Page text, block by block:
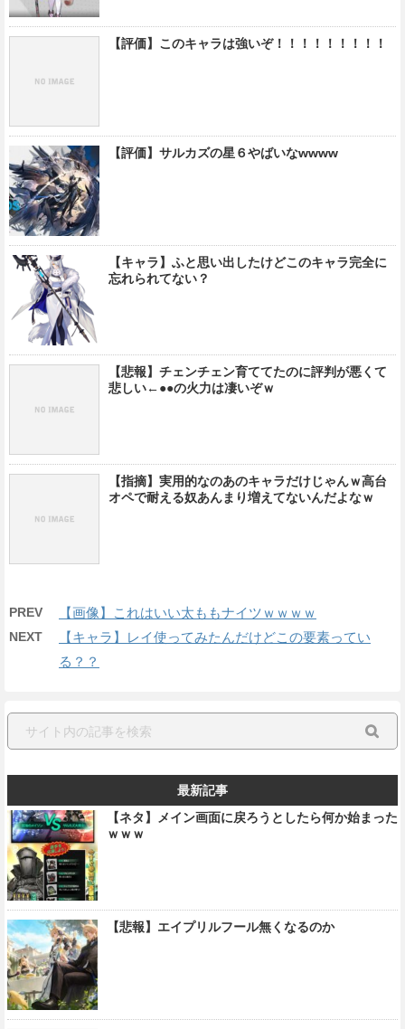
【評価】このキャラは強いぞ！！！！！！！！！
【評価】サルカズの星６やばいなwwww
【キャラ】ふと思い出したけどこのキャラ完全に
忘れられてない？
【悲報】チェンチェン育ててたのに評判が悪くて
悲しい←●●の火力は凄いぞｗ
【指摘】実用的なのあのキャラだけじゃんｗ高台
オペで耐える奴あんまり増えてないんだよなｗ
PREV 【画像】これはいい太ももナイツｗｗｗｗ
NEXT
【キャラ】レイ使ってみたんだけどこの要素ってい
る？？
最新記事
【ネタ】メイン画面に戻ろうとしたら何か始まった
ｗｗｗ
【悲報】エイプリルフール無くなるのか